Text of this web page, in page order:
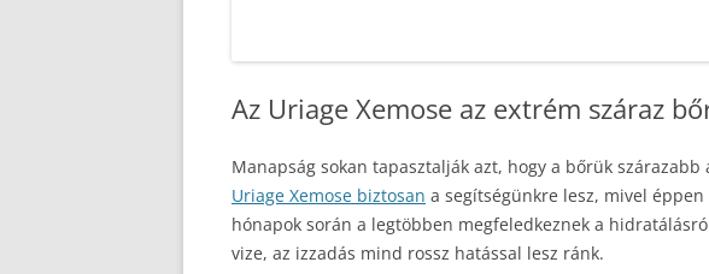
Az Uriage Xemose az extrém száraz
Manapság sokan tapasztalják azt, hogy a bőrük szárazabb
Uriage Xemose biztosan a segítségünkre lesz, mivel
hónapok során a legtöbben megfeledkeznek a
vize, az izzadás mind rossz hatással lesz ránk.